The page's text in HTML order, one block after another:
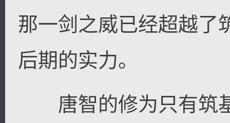
那一剑之威已经超越了
后期的实力。
唐智的修为只有筑